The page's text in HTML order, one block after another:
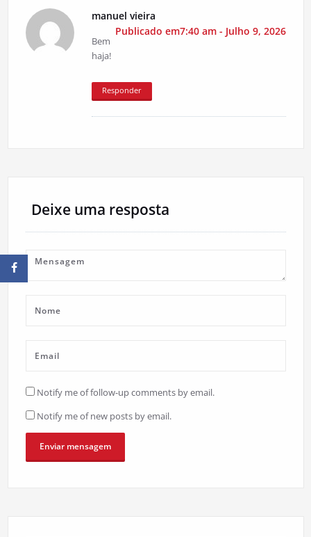
manuel vieira
Publicado em7:40 am - Julho 9, 2026
Bem
haja!
Responder
Deixe uma resposta
Notify me of follow-up comments by email.
Notify me of new posts by email.